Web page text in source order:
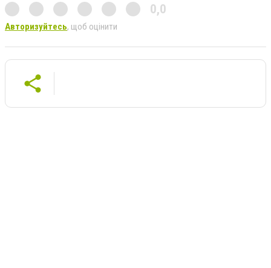
0,0
Авторизуйтесь, щоб оцінити